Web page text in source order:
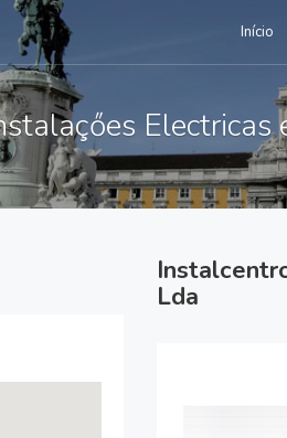
Início
Electricas
Lda